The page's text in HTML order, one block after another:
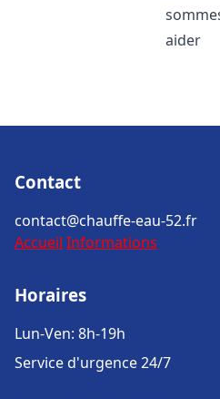
aider
Contact
contact@chauffe-eau-52.fr
Accueil Informations
Horaires
Lun-Ven: 8h-19h
Service d'urgence 24/7